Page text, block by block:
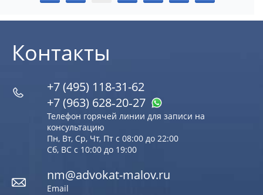
Контакты
+7 (495) 118-31-62
+7 (963) 628‑20‑27
Телефон горячей линии для записи на
консультацию
Пн, Вт, Ср, Чт, Пт с 08:00 до 22:00
Сб, ВС с 10:00 до 19:00
nm@advokat-malov.ru
Email